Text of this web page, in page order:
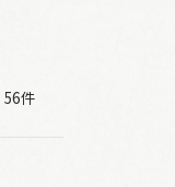
56件